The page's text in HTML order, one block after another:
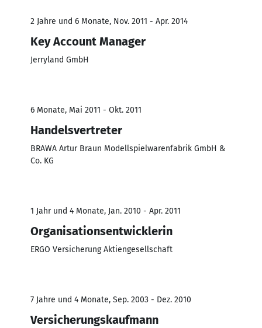
2 Jahre und 6 Monate, Nov. 2011 - Apr. 2014
Key Account Manager
Jerryland GmbH
6 Monate, Mai 2011 - Okt. 2011
Handelsvertreter
BRAWA Artur Braun Modellspielwarenfabrik GmbH &
Co. KG
1 Jahr und 4 Monate, Jan. 2010 - Apr. 2011
Organisationsentwicklerin
ERGO Versicherung Aktiengesellschaft
7 Jahre und 4 Monate, Sep. 2003 - Dez. 2010
Versicherungskaufmann